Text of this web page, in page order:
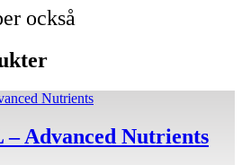
också
Advanced Nutrients